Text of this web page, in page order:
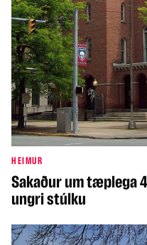
HEIMUR
Sakaður um tæplega
ungri stúlku